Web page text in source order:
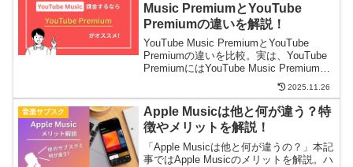
Music PremiumとYouTube
Premiumの違いを解説！
YouTube Music PremiumとYouTube
Premiumの違いを比較。実は、YouTube
PremiumにはYouTube Music Premiumも
含まれており、差額はたった200円。損を
2025.11.26
音楽サブスク
Apple Musicは他と何が違う？特
徴やメリットを解説！
「Apple Musicは他と何が違うの？」本記
事ではApple Musicのメリットを解説。ハ